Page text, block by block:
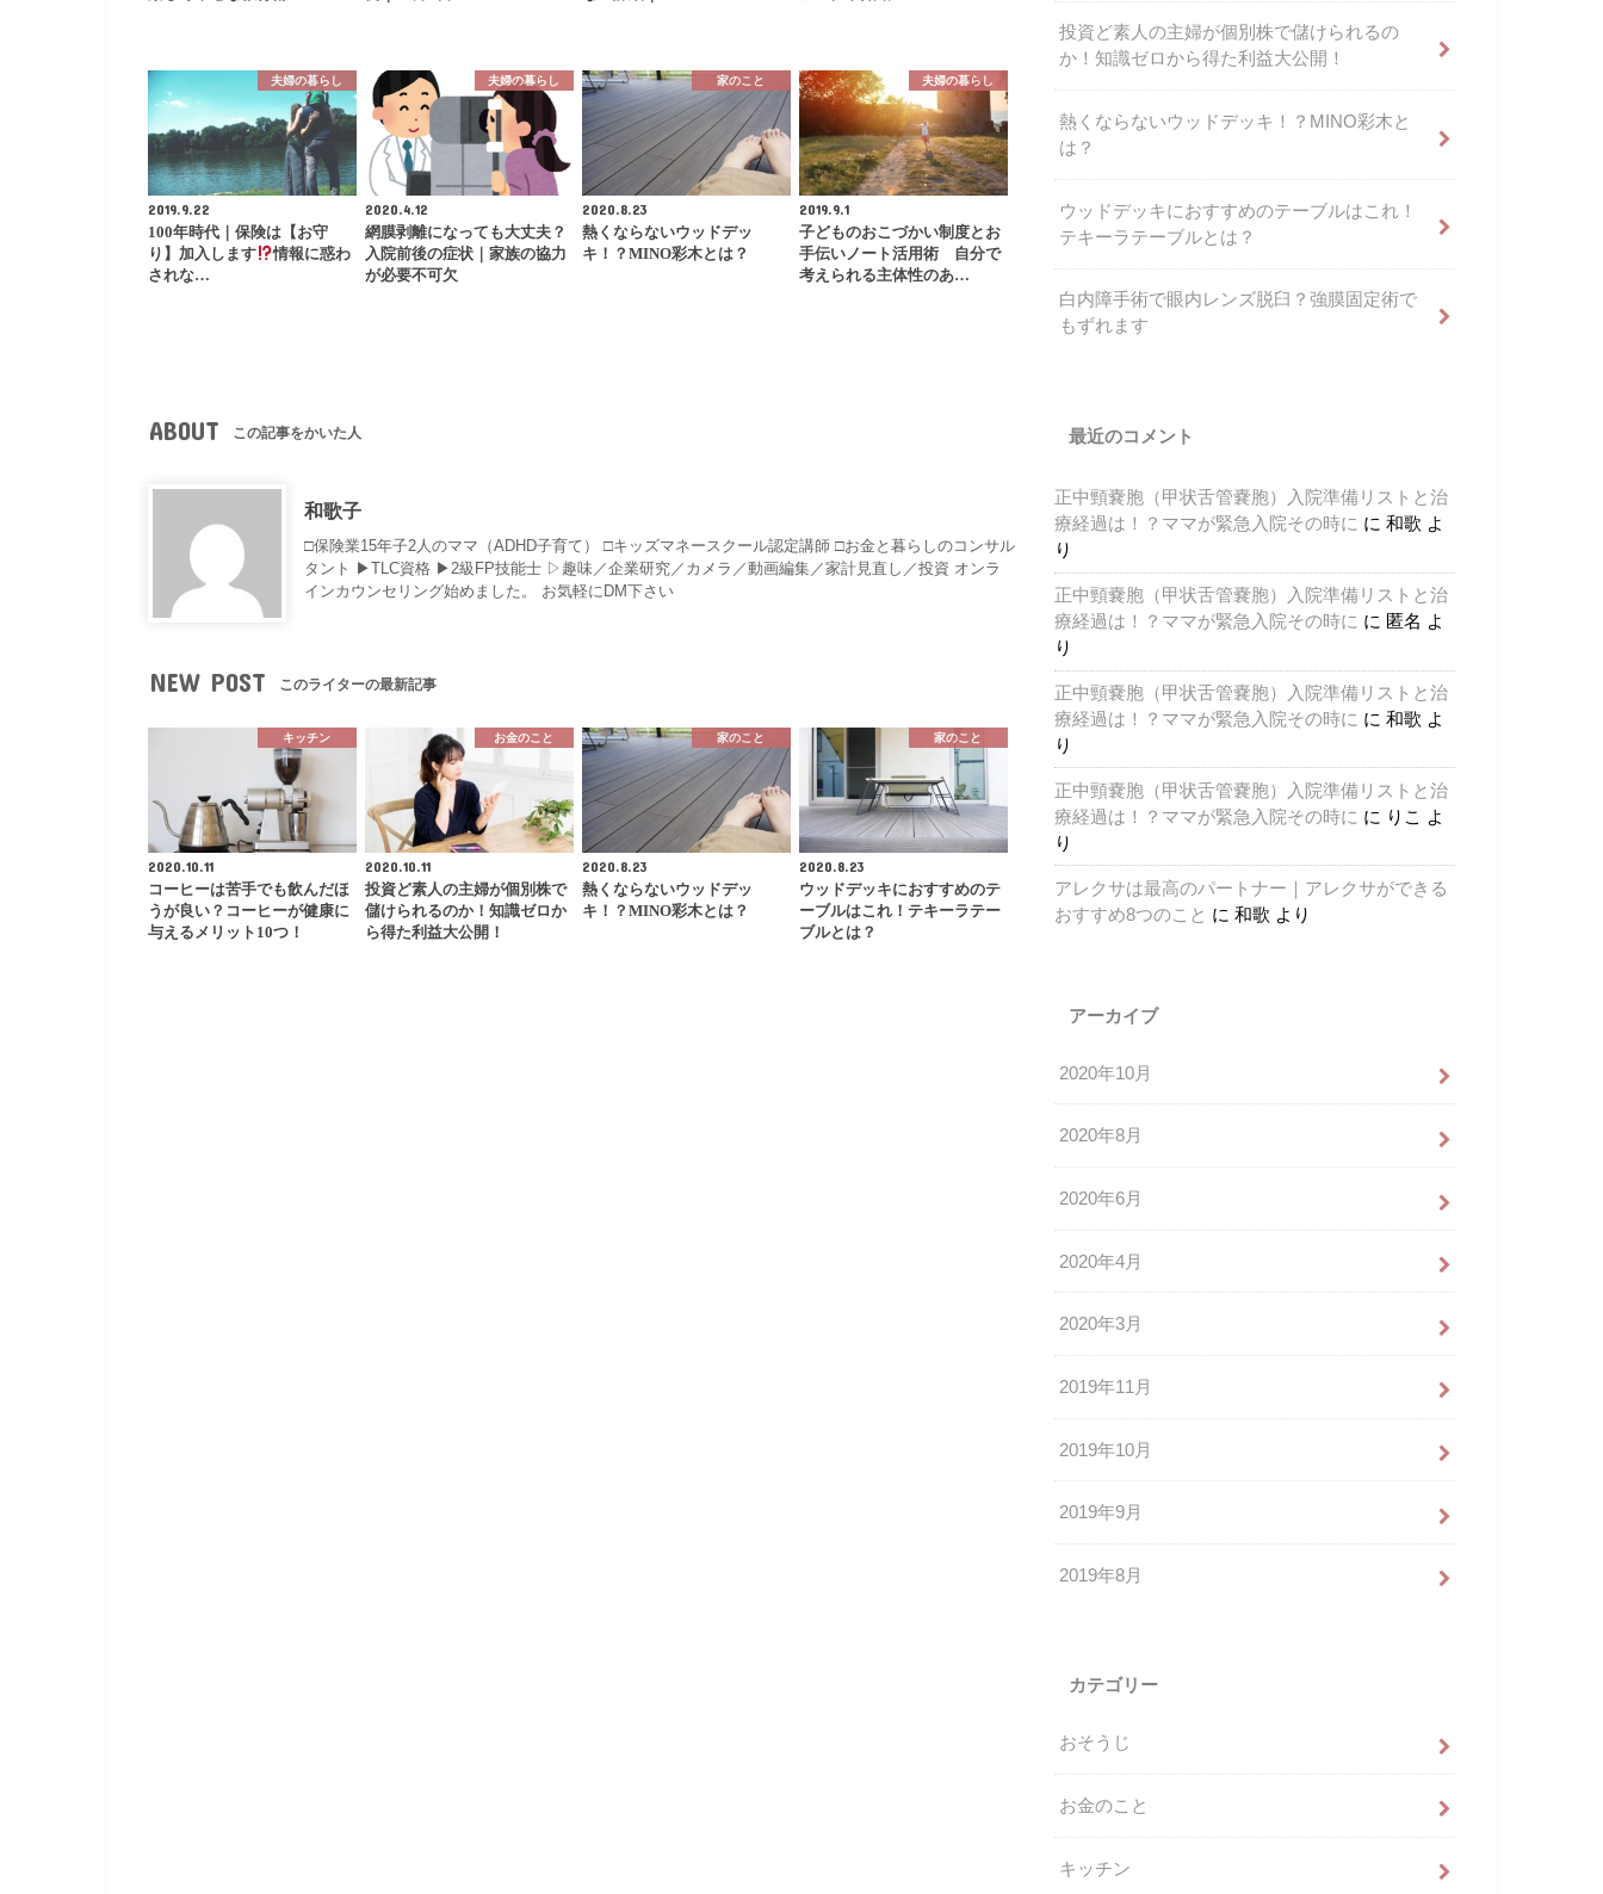
夫婦の暮らし
2019.9.22
100年時代｜保険は【お守
り】加入します
情報に惑わ
されな…
夫婦の暮らし
2020.4.12
網膜剥離になっても大丈夫？
入院前後の症状｜家族の協力
が必要不可欠
家のこと
2020.8.23
熱くならないウッドデッ
キ！？MINO彩木とは？
夫婦の暮らし
2019.9.1
子どものおこづかい制度とお
手伝いノート活用術 自分で
考えられる主体性のあ…
ABOUT この記事をかいた人
和歌子
□保険業15年子2人のママ（ADHD子育て） □キッズマネースクール認定講師 □お金と暮らしのコンサル
タント ▶︎TLC資格 ▶︎2級FP技能士 ▷趣味／企業研究／カメラ／動画編集／家計見直し／投資 オンラ
インカウンセリング始めました。 お気軽にDM下さい
NEW POST このライターの最新記事
キッチン
2020.10.11
コーヒーは苦手でも飲んだほ
うが良い？コーヒーが健康に
与えるメリット10つ！
お金のこと
2020.10.11
投資ど素人の主婦が個別株で
儲けられるのか！知識ゼロか
ら得た利益大公開！
家のこと
2020.8.23
熱くならないウッドデッ
キ！？MINO彩木とは？
家のこと
2020.8.23
ウッドデッキにおすすめのテ
ーブルはこれ！テキーラテー
ブルとは？
投資ど素人の主婦が個別株で儲けられるの
か！知識ゼロから得た利益大公開！
熱くならないウッドデッキ！？MINO彩木と
は？
ウッドデッキにおすすめのテーブルはこれ！
テキーラテーブルとは？
白内障手術で眼内レンズ脱臼？強膜固定術で
もずれます
最近のコメント
正中頸嚢胞（甲状舌管嚢胞）入院準備リストと治
療経過は！？ママが緊急入院その時に に 和歌 よ
り
正中頸嚢胞（甲状舌管嚢胞）入院準備リストと治
療経過は！？ママが緊急入院その時に に 匿名 よ
り
正中頸嚢胞（甲状舌管嚢胞）入院準備リストと治
療経過は！？ママが緊急入院その時に に 和歌 よ
り
正中頸嚢胞（甲状舌管嚢胞）入院準備リストと治
療経過は！？ママが緊急入院その時に に りこ
よ
り
アレクサは最高のパートナー｜アレクサができる
おすすめ8つのこと に 和歌 より
アーカイブ
2020年10月
2020年8月
2020年6月
2020年4月
2020年3月
2019年11月
2019年10月
2019年9月
2019年8月
カテゴリー
おそうじ
お金のこと
キッチン